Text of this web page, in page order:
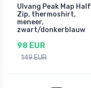
Ulvang Peak Map Half
Zip, thermoshirt,
meneer,
zwart/donkerblauw
98 EUR
149 EUR